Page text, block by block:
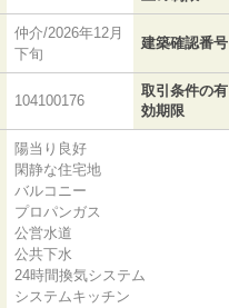
仲介/2026年12月
下旬
建築確認番号
104100176
取引条件の有
効期限
陽当り良好
閑静な住宅地
バルコニー
プロパンガス
公営水道
公共下水
24時間換気システム
システムキッチン